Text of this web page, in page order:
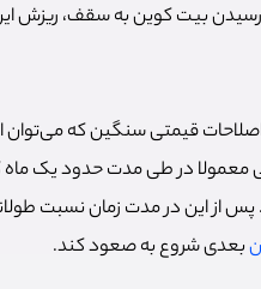
بیت کوین به سقف، ریزش این
اصلاحات قیمتی سنگین که
معمولا در طی مدت حدود یک
از این در مدت زمان نسبت
بعدی شروع به صعود کند.